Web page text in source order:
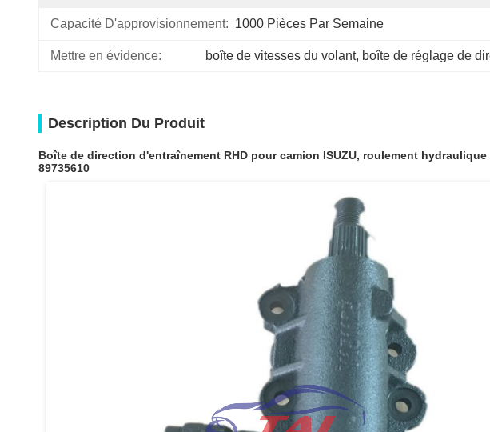
Capacité D'approvisionnement: 1000 Pièces Par Semaine
Mettre en évidence: boîte de vitesses du volant, boîte de réglage de
Description Du Produit
Boîte de direction d'entraînement RHD pour camion ISUZU, roulement
89735610